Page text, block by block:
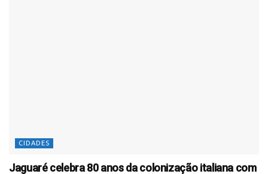
CIDADES
Jaguaré celebra 80 anos da colonização italiana com